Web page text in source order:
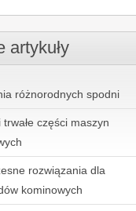
artykuły
różnorodnych spodni
trwałe części maszyn
rozwiązania dla
kominowych